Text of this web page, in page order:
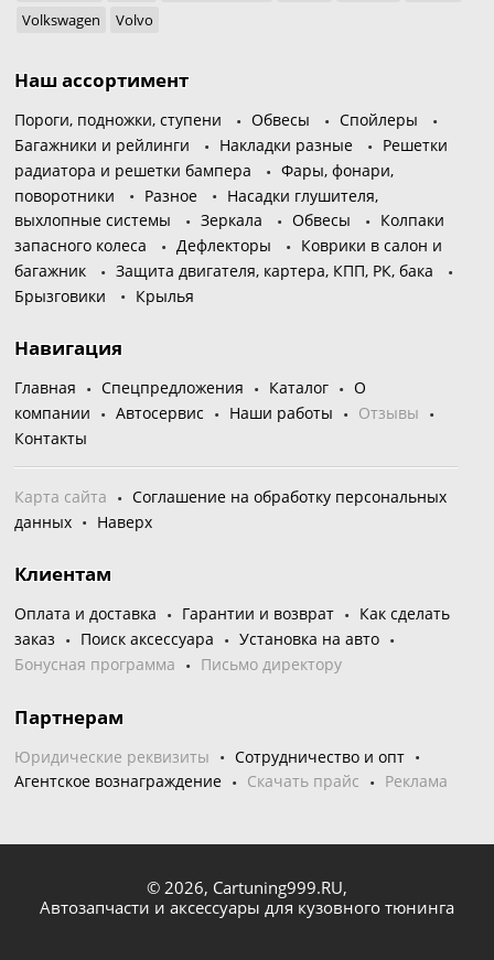
Volkswagen
Volvo
Наш ассортимент
Пороги, подножки, ступени Обвесы
Спойлеры
Багажники и рейлинги
Накладки разные
Решетки
радиатора и решетки бампера
Фары, фонари,
поворотники
Разное
Насадки глушителя,
выхлопные системы
Зеркала Обвесы
Колпаки
запасного колеса
Дефлекторы
Коврики в салон и
багажник
Защита двигателя, картера, КПП, РК, бака
Брызговики
Крылья
Навигация
Главная Спецпредложения Каталог
О
компании
Автосервис Наши работы
Отзывы
Контакты
Карта сайта
Соглашение на обработку персональных
данных
Наверх
Клиентам
Оплата и доставка Гарантии и возврат
Как сделать
заказ
Поиск аксессуара
Установка на авто
Бонусная программа
Письмо директору
Партнерам
Юридические реквизиты
Сотрудничество и опт
Агентское вознаграждение
Скачать прайс Реклама
© 2026, Cartuning999.RU,
Автозапчасти и аксессуары для кузовного тюнинга